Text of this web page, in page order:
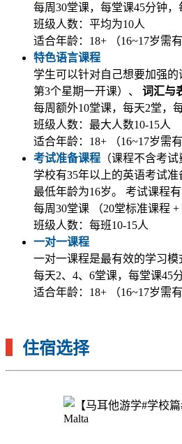
每周30堂课，每堂课45分钟
班级人数：平均为10人
适合年龄：18+ （16~17岁需
特色语言课程
学生可以针对自己想要加强的
第3个星期一开课）、 词汇与
每周额外10堂课，每天2堂，
班级人数：最大人数10-15人
适合年龄：18+ （16~17岁需
考试准备课程 （课程不含考试
学校有35年以上的英语考试
最低年龄为16岁。 考试课程有
每周30堂课 （20堂标准课程
班级人数：每班10-15人
一对一课程
一对一课程是最有效的学习
每天2、4、6堂课，每堂课45分
适合年龄：18+ （16~17岁需
住宿选择